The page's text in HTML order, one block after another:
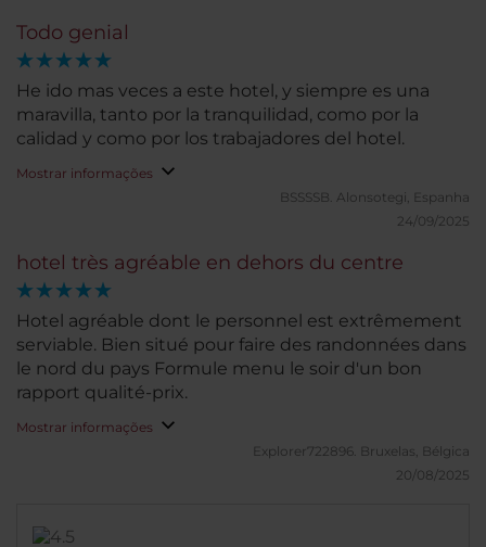
Todo genial
He ido mas veces a este hotel, y siempre es una
maravilla, tanto por la tranquilidad, como por la
calidad y como por los trabajadores del hotel.
Mostrar informações
BSSSSB. Alonsotegi, Espanha
24/09/2025
hotel très agréable en dehors du centre
Hotel agréable dont le personnel est extrêmement
serviable. Bien situé pour faire des randonnées dans
le nord du pays Formule menu le soir d'un bon
rapport qualité-prix.
Mostrar informações
Explorer722896. Bruxelas, Bélgica
20/08/2025